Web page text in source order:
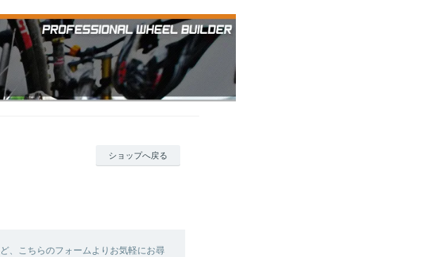
ショップへ戻る
、こちらのフォームよりお気軽にお尋